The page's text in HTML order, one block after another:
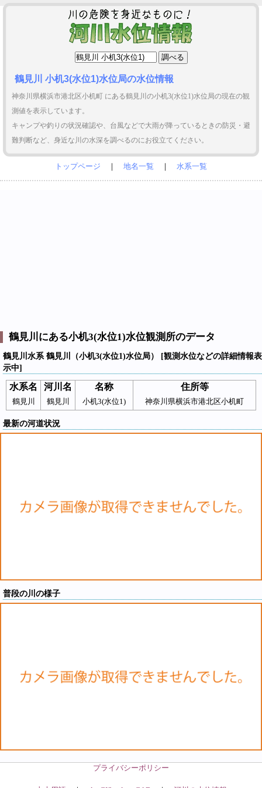
鶴見川 小机3(水位1)水位局の水位情報
神奈川県横浜市港北区小机町 にある鶴見川の小机3(水位1)水位局の現在の観
測値を表示しています。
キャンプや釣りの状況確認や、台風などで大雨が降っているときの防災・避
難判断など、身近な川の水深を調べるのにお役立てください。
トップページ ｜ 地名一覧 ｜ 水系一覧
鶴見川にある小机3(水位1)水位観測所のデータ
鶴見川水系 鶴見川（小机3(水位1)水位局） [観測水位などの詳細情報表
示中]
水系名 河川名 名称 住所等
鶴見川 鶴見川 小机3(水位1) 神奈川県横浜市港北区小机町
最新の河道状況
普段の川の様子
プライバシーポリシー